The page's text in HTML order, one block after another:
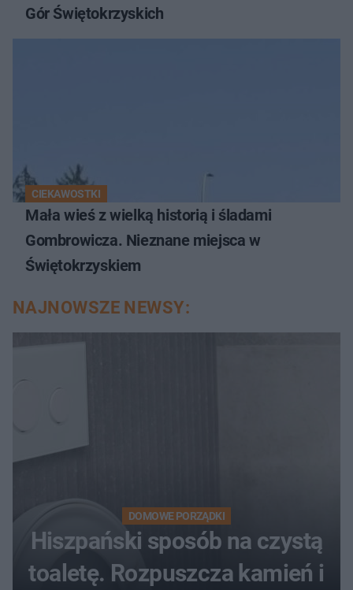
Gór Świętokrzyskich
CIEKAWOSTKI
Mała wieś z wielką historią i śladami
Gombrowicza. Nieznane miejsca w
Świętokrzyskiem
NAJNOWSZE NEWSY:
DOMOWE PORZĄDKI
Hiszpański sposób na czystą
toaletę. Rozpuszcza kamień i